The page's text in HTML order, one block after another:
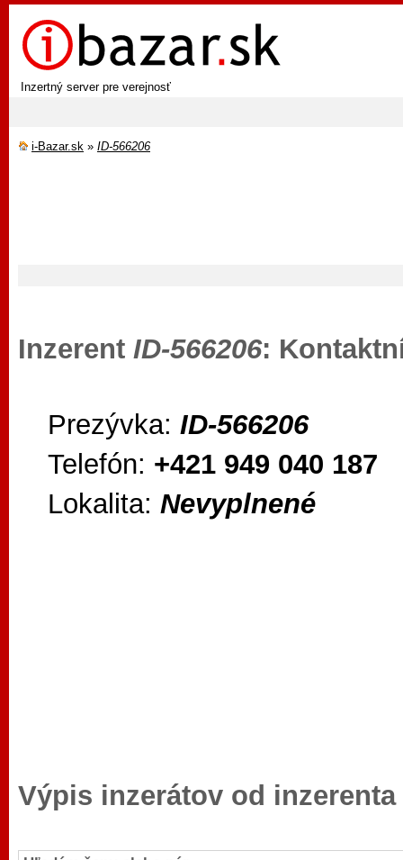
Inzertný server pre verejnosť
i-Bazar.sk » ID-566206
Inzerent ID-566206:
Prezývka: ID-566206
Telefón: +421 949 040 187
Lokalita: Nevyplnené
Výpis inzerátov od inzerenta